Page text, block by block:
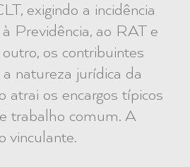
exigindo a incidência
Previdência, ao RAT e
os contribuintes
natureza jurídica da
atrai os encargos típicos
trabalho comum. A
vinculante.